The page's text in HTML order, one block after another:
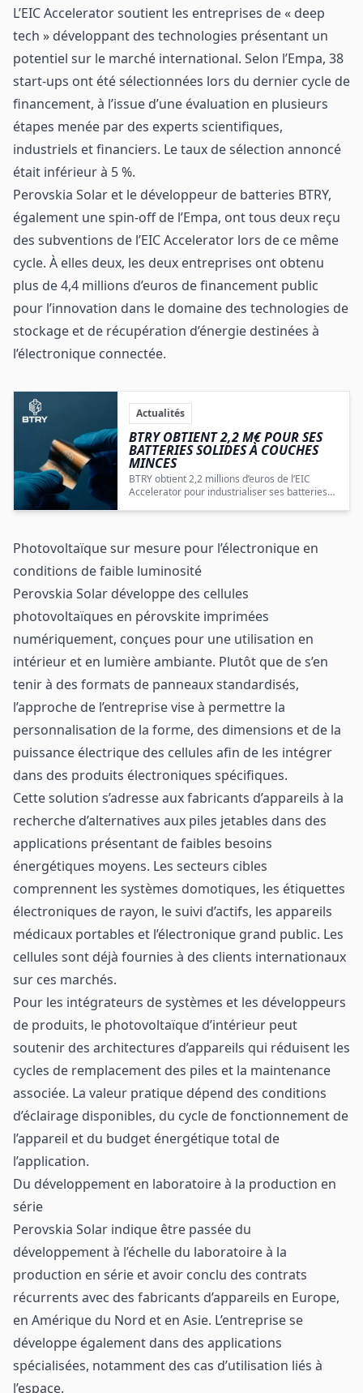
L’EIC Accelerator soutient les entreprises de « deep
tech » développant des technologies présentant un
potentiel sur le marché international. Selon l’Empa, 38
start-ups ont été sélectionnées lors du dernier cycle de
financement, à l’issue d’une évaluation en plusieurs
étapes menée par des experts scientifiques,
industriels et financiers. Le taux de sélection annoncé
était inférieur à 5 %.
Perovskia Solar et le développeur de batteries BTRY,
également une spin-off de l’Empa, ont tous deux reçu
des subventions de l’EIC Accelerator lors de ce même
cycle. À elles deux, les deux entreprises ont obtenu
plus de 4,4 millions d’euros de financement public
pour l’innovation dans le domaine des technologies de
stockage et de récupération d’énergie destinées à
l’électronique connectée.
Actualités
BTRY OBTIENT 2,2 M€ POUR SES
BATTERIES SOLIDES À COUCHES
MINCES
BTRY obtient 2,2 millions d’euros de l’EIC
Accelerator pour industrialiser ses batteries
Photovoltaïque sur mesure pour l’électronique en
conditions de faible luminosité
Perovskia Solar développe des cellules
photovoltaïques en pérovskite imprimées
numériquement, conçues pour une utilisation en
intérieur et en lumière ambiante. Plutôt que de s’en
tenir à des formats de panneaux standardisés,
l’approche de l’entreprise vise à permettre la
personnalisation de la forme, des dimensions et de la
puissance électrique des cellules afin de les intégrer
dans des produits électroniques spécifiques.
Cette solution s’adresse aux fabricants d’appareils à la
recherche d’alternatives aux piles jetables dans des
applications présentant de faibles besoins
énergétiques moyens. Les secteurs cibles
comprennent les systèmes domotiques, les étiquettes
électroniques de rayon, le suivi d’actifs, les appareils
médicaux portables et l’électronique grand public. Les
cellules sont déjà fournies à des clients internationaux
sur ces marchés.
Pour les intégrateurs de systèmes et les développeurs
de produits, le photovoltaïque d’intérieur peut
soutenir des architectures d’appareils qui réduisent les
cycles de remplacement des piles et la maintenance
associée. La valeur pratique dépend des conditions
d’éclairage disponibles, du cycle de fonctionnement de
l’appareil et du budget énergétique total de
l’application.
Du développement en laboratoire à la production en
série
Perovskia Solar indique être passée du
développement à l’échelle du laboratoire à la
production en série et avoir conclu des contrats
récurrents avec des fabricants d’appareils en Europe,
en Amérique du Nord et en Asie. L’entreprise se
développe également dans des applications
spécialisées, notamment des cas d’utilisation liés à
l’espace.